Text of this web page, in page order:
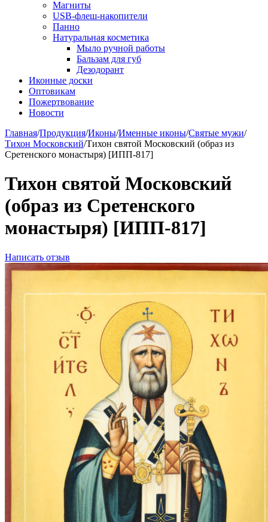
Магниты
USB-флеш-накопители
Панно
Натуральная косметика
Мыло ручной работы
Бальзам для губ
Дезодорант
Иконные доски
Оптовикам
Пожертвование
Новости
Главная/Продукция/Иконы/Именные иконы/Святые мужи/
Тихон Московский/Тихон святой Московский (образ из
Сретенского монастыря) [ИПП-817]
Тихон святой Московский
(образ из Сретенского
монастыря) [ИПП-817]
Написать отзыв